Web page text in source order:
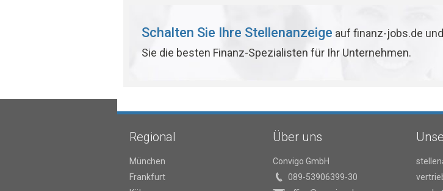
Schalten Sie Ihre Stellenanzeige auf finanz-jobs.de
Sie die besten Finanz-Spezialisten für Ihr Unternehmen.
Regional
München
Frankfurt
Über uns
Convigo GmbH
089-53906399-30